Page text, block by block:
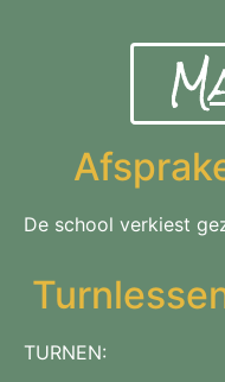
De school verkiest
TURNEN: